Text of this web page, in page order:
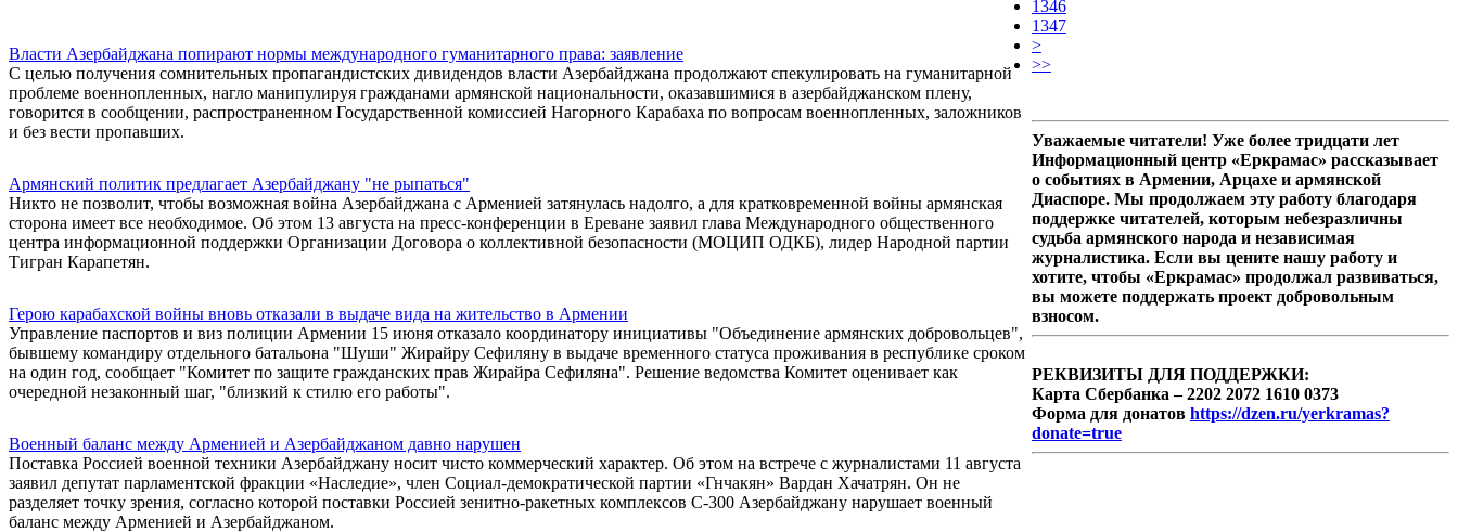
Власти Азербайджана попирают нормы международного гуманитарного права: заявление
С целью получения сомнительных пропагандистских дивидендов власти Азербайджана продолжают спекулировать на гуманитарной
проблеме военнопленных, нагло манипулируя гражданами армянской национальности, оказавшимися в азербайджанском плену,
говорится в сообщении, распространенном Государственной комиссией Нагорного Карабаха по вопросам военнопленных, заложников
и без вести пропавших.
Армянский политик предлагает Азербайджану "не рыпаться"
Никто не позволит, чтобы возможная война Азербайджана с Арменией затянулась надолго, а для кратковременной войны армянская
сторона имеет все необходимое. Об этом 13 августа на пресс-конференции в Ереване заявил глава Международного общественного
центра информационной поддержки Организации Договора о коллективной безопасности (МОЦИП ОДКБ), лидер Народной партии
Тигран Карапетян.
Герою карабахской войны вновь отказали в выдаче вида на жительство в Армении
Управление паспортов и виз полиции Армении 15 июня отказало координатору инициативы "Объединение армянских добровольцев",
бывшему командиру отдельного батальона "Шуши" Жирайру Сефиляну в выдаче временного статуса проживания в республике сроком
на один год, сообщает "Комитет по защите гражданских прав Жирайра Сефиляна". Решение ведомства Комитет оценивает как
очередной незаконный шаг, "близкий к стилю его работы".
Военный баланс между Арменией и Азербайджаном давно нарушен
Поставка Россией военной техники Азербайджану носит чисто коммерческий характер. Об этом на встрече с журналистами 11 августа
заявил депутат парламентской фракции «Наследие», член Социал-демократической партии «Гнчакян» Вардан Хачатрян. Он не
разделяет точку зрения, согласно которой поставки Россией зенитно-ракетных комплексов С-300 Азербайджану нарушает военный
баланс между Арменией и Азербайджаном.
1346
1347
>
>>
Уважаемые читатели! Уже более тридцати лет
Информационный центр «Еркрамас» рассказывает
о событиях в Армении, Арцахе и армянской
Диаспоре. Мы продолжаем эту работу благодаря
поддержке читателей, которым небезразличны
судьба армянского народа и независимая
журналистика. Если вы цените нашу работу и
хотите, чтобы «Еркрамас» продолжал развиваться,
вы можете поддержать проект добровольным
взносом.
РЕКВИЗИТЫ ДЛЯ ПОДДЕРЖКИ:
Карта Сбербанка – 2202 2072 1610 0373
Форма для донатов https://dzen.ru/yerkramas?
donate=true